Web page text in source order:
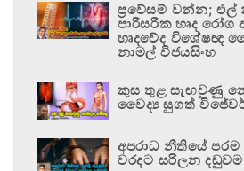
ප්‍රවේසම් වන්න;
පාරිසරික හෘද රෝග
හෘදවේද විශේෂඥ
නාමල් විජයසිංහ
කුස තුළ සැඟවුණු
වෛද්‍ය සුගත්
අපරාධ නීතියේ
වරදට සරිලන දඬුවම